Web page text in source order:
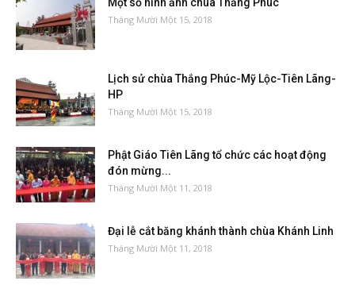
Tháng Mười Một 15, 2018
Lịch sử chùa Thắng Phúc-Mỹ Lộc-Tiên Lãng-
HP
Tháng Mười Một 15, 2018
Phật Giáo Tiên Lãng tổ chức các hoạt động
đón mừng...
Tháng Mười Một 11, 2018
Đại lễ cắt băng khánh thành chùa Khánh Linh
Tháng Mười Một 11, 2018